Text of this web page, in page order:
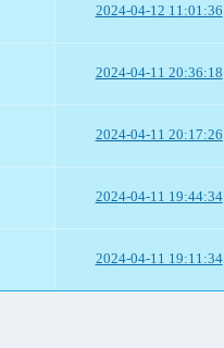
2024-04-12 11:01:36
2024-04-11 20:36:18
2024-04-11 20:17:26
2024-04-11 19:44:34
2024-04-11 19:11:34